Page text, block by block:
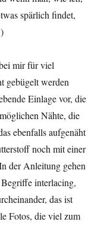
spärlich findet,
mir für viel
gebügelt werden
Einlage vor, die
Nähte, die
ebenfalls aufgenäht
noch mit einer
der Anleitung gehen
interlacing,
das ist
Fotos, die viel zum